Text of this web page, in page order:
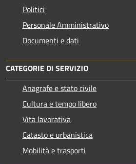
Politici
Personale Amministrativo
Documenti e dati
CATEGORIE DI SERVIZIO
Anagrafe e stato civile
Cultura e tempo libero
Vita lavorativa
Catasto e urbanistica
Mobilità e trasporti